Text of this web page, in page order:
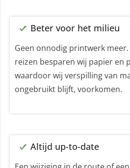
Beter voor het milieu
Geen onnodig printwerk
reizen besparen wij papier en
waardoor wij verspilling van
ongebruikt blijft, voorkomen.
Altijd up-to-date